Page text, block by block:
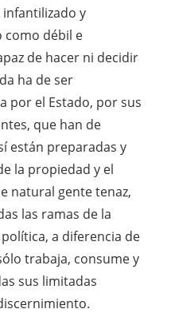
y
como débil e
de hacer ni decidir
ha de ser
por el Estado, por sus
que han de
están preparadas y
la propiedad y el
natural gente tenaz,
las ramas de la
a diferencia de
trabaja, consume y
sus limitadas